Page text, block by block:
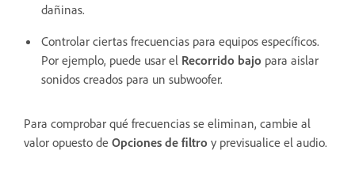
dañinas.
Controlar ciertas frecuencias para equipos específicos.
Por ejemplo, puede usar el Recorrido bajo para aislar
sonidos creados para un subwoofer.
Para comprobar qué frecuencias se eliminan, cambie al
valor opuesto de Opciones de filtro y previsualice el audio.